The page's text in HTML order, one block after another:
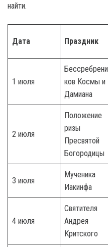
найти.
Дата Праздник
1 июля
Бессребрени
ков Космы и
Дамиана
2 июля
Положение
ризы
Пресвятой
Богородицы
3 июля
Мученика
Иакинфа
4 июля
Святителя
Андрея
Критского